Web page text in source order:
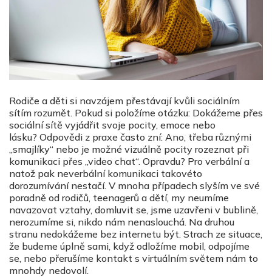
Rodiče a děti si navzájem přestávají kvůli sociálním
sítím rozumět. Pokud si položíme otázku: Dokážeme přes
sociální sítě vyjádřit svoje pocity, emoce nebo
lásku? Odpovědi z praxe často zní: Ano, třeba různými
„smajlíky“ nebo je možné vizuálně pocity rozeznat při
komunikaci přes „video chat“. Opravdu? Pro verbální a
natož pak neverbální komunikaci takovéto
dorozumívání nestačí. V mnoha případech slyším ve své
poradně od rodičů, teenagerů a dětí, my neumíme
navazovat vztahy, domluvit se, jsme uzavřeni v bublině,
nerozumíme si, nikdo nám nenaslouchá. Na druhou
stranu nedokážeme bez internetu být. Strach ze situace,
že budeme úplně sami, když odložíme mobil, odpojíme
se, nebo přerušíme kontakt s virtuálním světem nám to
mnohdy nedovolí.